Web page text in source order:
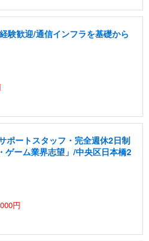
験歓迎/通信インフラを基礎から
ポートスタッフ・完全週休2日制
ゲーム業界志望」/中央区日本橋2
円